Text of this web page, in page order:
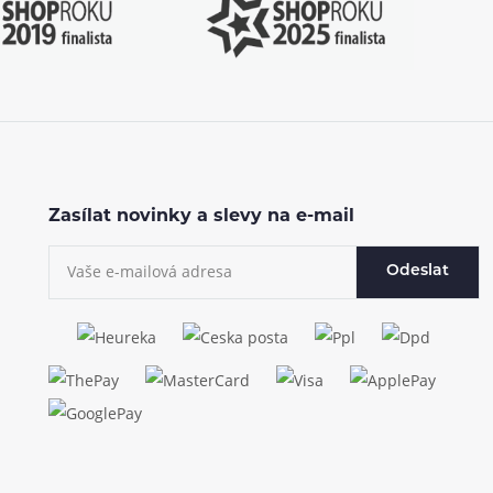
Zasílat novinky a slevy na e-mail
Odeslat